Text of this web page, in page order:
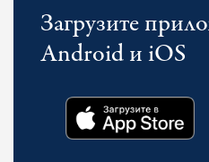
Загрузите
Android и iOS